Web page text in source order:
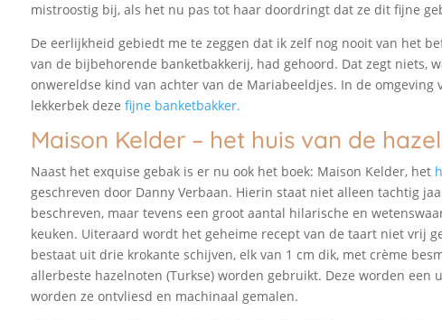
mistroostig bij, als het nu pas tot haar doordringt dat ze dit fijne
De eerlijkheid gebiedt me te zeggen dat ik zelf nog nooit van het
van de bijbehorende banketbakkerij, had gehoord. Dat zegt niets,
onwereldse kind van achter van de Mariabeeldjes. In de omgeving
lekkerbek deze fijne banketbakker.
Maison Kelder – het huis van de
Naast het exquise gebak is er nu ook het boek: Maison Kelder, het
geschreven door Danny Verbaan. Hierin staat niet alleen tachtig
beschreven, maar tevens een groot aantal hilarische en
keuken. Uiteraard wordt het geheime recept van de taart niet vrij
bestaat uit drie krokante schijven, elk van 1 cm dik, met crème
allerbeste hazelnoten (Turkse) worden gebruikt. Deze worden een
worden ze ontvliesd en machinaal gemalen.